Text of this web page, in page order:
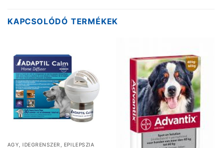
KAPCSOLÓDÓ TERMÉKEK
AGY, IDEGRENSZER, EPILEPSZIA